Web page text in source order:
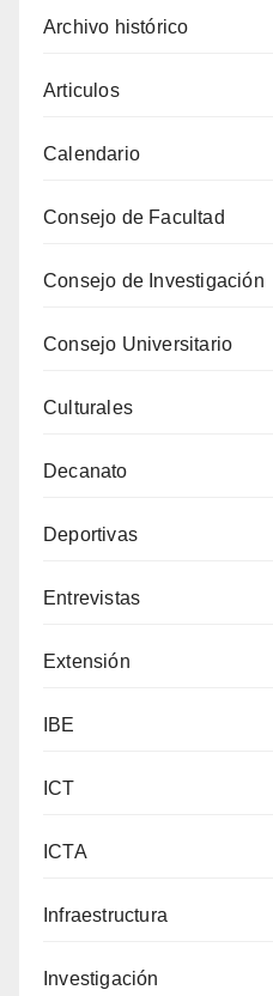
Archivo histórico
Articulos
Calendario
Consejo de Facultad
Consejo de Investigación
Consejo Universitario
Culturales
Decanato
Deportivas
Entrevistas
Extensión
IBE
ICT
ICTA
Infraestructura
Investigación